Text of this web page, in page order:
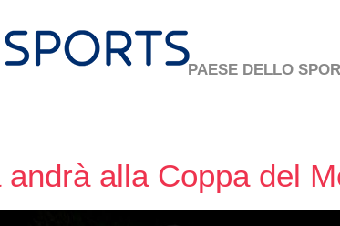
PAESE DELLO
andrà alla Coppa del